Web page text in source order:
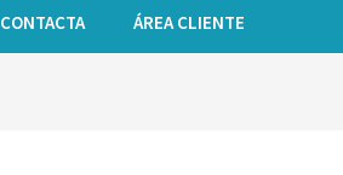
CONTACTA ÁREA CLIENTE